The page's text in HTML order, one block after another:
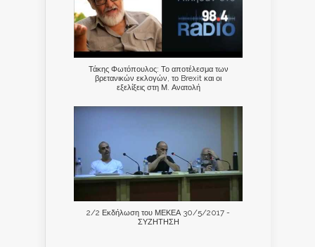
Τάκης Φωτόπουλος: Το αποτέλεσμα των
βρετανικών εκλογών, το Brexit και οι
εξελίξεις στη Μ. Ανατολή
2/2 Εκδήλωση του ΜΕΚΕΑ 30/5/2017 -
ΣΥΖΗΤΗΣΗ